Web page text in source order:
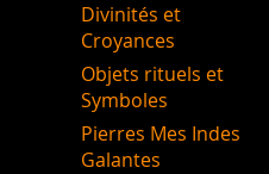
Divinités et
Croyances
Objets rituels et
Symboles
Pierres Mes Indes
Galantes